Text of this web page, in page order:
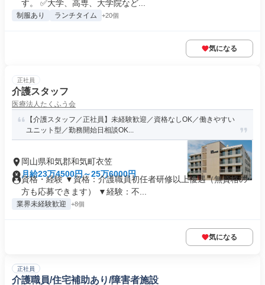
す。 ✅大学、高専、大学院など...
制服あり ランチタイム +20個
気になる
正社員
介護スタッフ
医療法人たくふう会
【介護スタッフ／正社員】未経験歓迎／資格なしOK／働きやすい
ユニット型／勤務開始日相談OK...
岡山県和気郡和気町衣笠
月給23万4500円～25万6000円
資格・経験 ▼資格：介護職員初任者研修以上優遇（無資格の
方も応募できます） ▼経験：不...
業界未経験歓迎 +8個
気になる
正社員
介護職員/住宅補助あり/障害者施設